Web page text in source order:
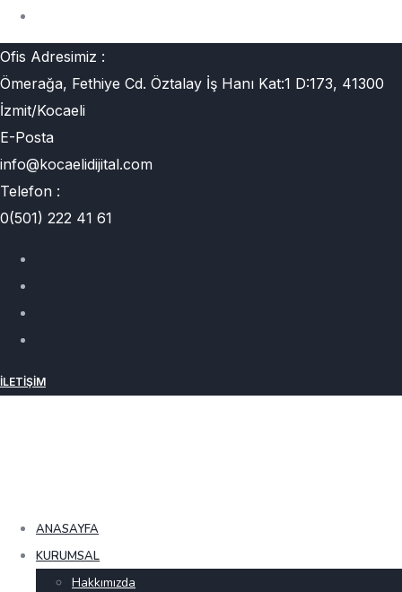
Ofis Adresimiz :
Ömerağa, Fethiye Cd. Öztalay İş Hanı Kat:1 D:173, 41300
İzmit/Kocaeli
E-Posta
info@kocaelidijital.com
Telefon :
0(501) 222 41 61
İLETIŞIM
ANASAYFA
KURUMSAL
Hakkımızda